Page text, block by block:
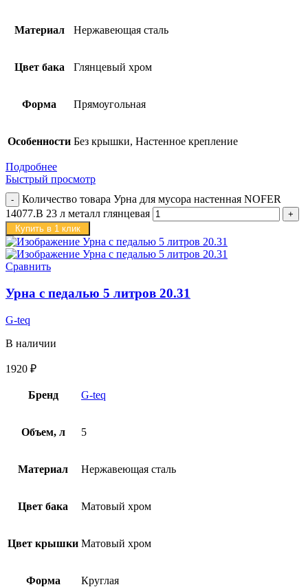
Материал Нержавеющая сталь
Цвет бака Глянцевый хром
Форма Прямоугольная
Особенности Без крышки, Настенное крепление
Подробнее
Быстрый просмотр
Количество товара Урна для мусора настенная NOFER
14077.B 23 л металл глянцевая
Купить в 1 клик
Сравнить
Урна с педалью 5 литров 20.31
G-teq
В наличии
1920 ₽
Бренд G-teq
Объем, л 5
Материал Нержавеющая сталь
Цвет бака Матовый хром
Цвет крышки Матовый хром
Форма Круглая